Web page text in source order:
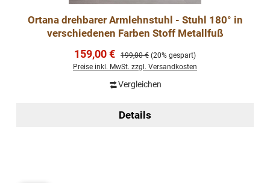
Ortana drehbarer Armlehnstuhl - Stuhl 180° in
verschiedenen Farben Stoff Metallfuß
Verkaufspreis:
159,00 € Regulärer Preis:
199,00 € (20% gespart)
Preise inkl. MwSt. zzgl. Versandkosten
Vergleichen
Details